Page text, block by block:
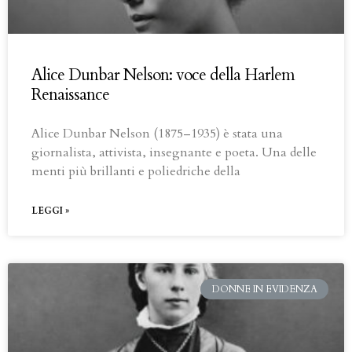
Alice Dunbar Nelson: voce della Harlem
Renaissance
Alice Dunbar Nelson (1875–1935) è stata una
giornalista, attivista, insegnante e poeta. Una delle
menti più brillanti e poliedriche della
LEGGI »
DONNE IN EVIDENZA